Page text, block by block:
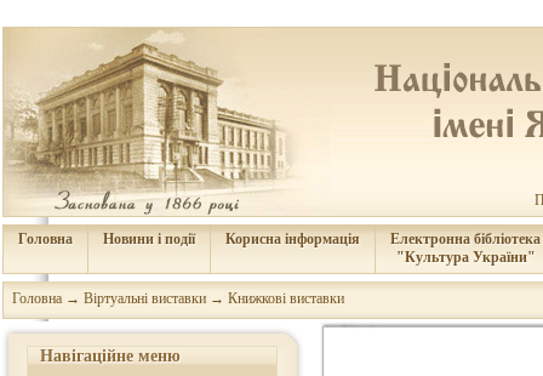
Головна Новини і події Корисна інформація
Електронна бібліотека
"Культура України"
Головна → Віртуальні виставки → Книжкові виставки
Навігаційне меню